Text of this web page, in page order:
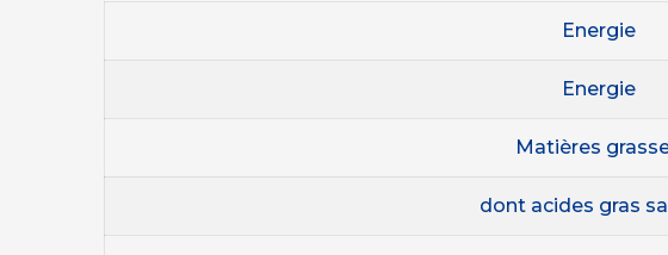
Energie
Energie
Matières
dont acides gras